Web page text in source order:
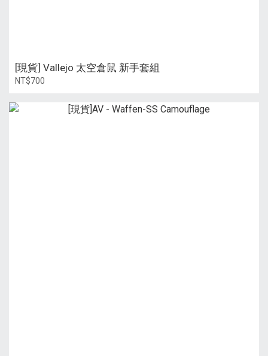
[現貨] Vallejo 太空倉鼠 新手套組
NT$700